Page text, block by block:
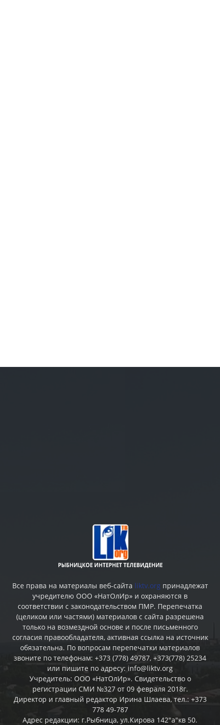
Все права на материалы веб-сайта liktv.org принадлежат
учредителю ООО «НатОлИр» и охраняются в
соответствии с законодательством ПМР. Перепечатка
(целиком или частями) материалов c сайта разрешена
только на возмездной основе и после письменного
согласия правообладателя, активная ссылка на источник
обязательна. По вопросам перепечатки материалов
звоните по телефонам: +373 (778) 49787, +373(778) 25234
или пишите по адресу: info@liktv.org
Учредитель: ООО «НатОлИр». Свидетельство о
регистрации СМИ №327 от 09 февраля 2018г.
Директор и главный редактор Ирина Шлаева, тел.: +373
778 49-787
Адрес редакции: г.Рыбница, ул.Кирова 142"а"кв 50.